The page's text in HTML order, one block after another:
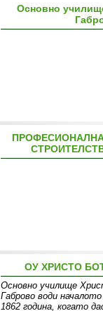
Основно
ОУ ХРИСТО
Основно училище
Габрово води
1862 година, когато